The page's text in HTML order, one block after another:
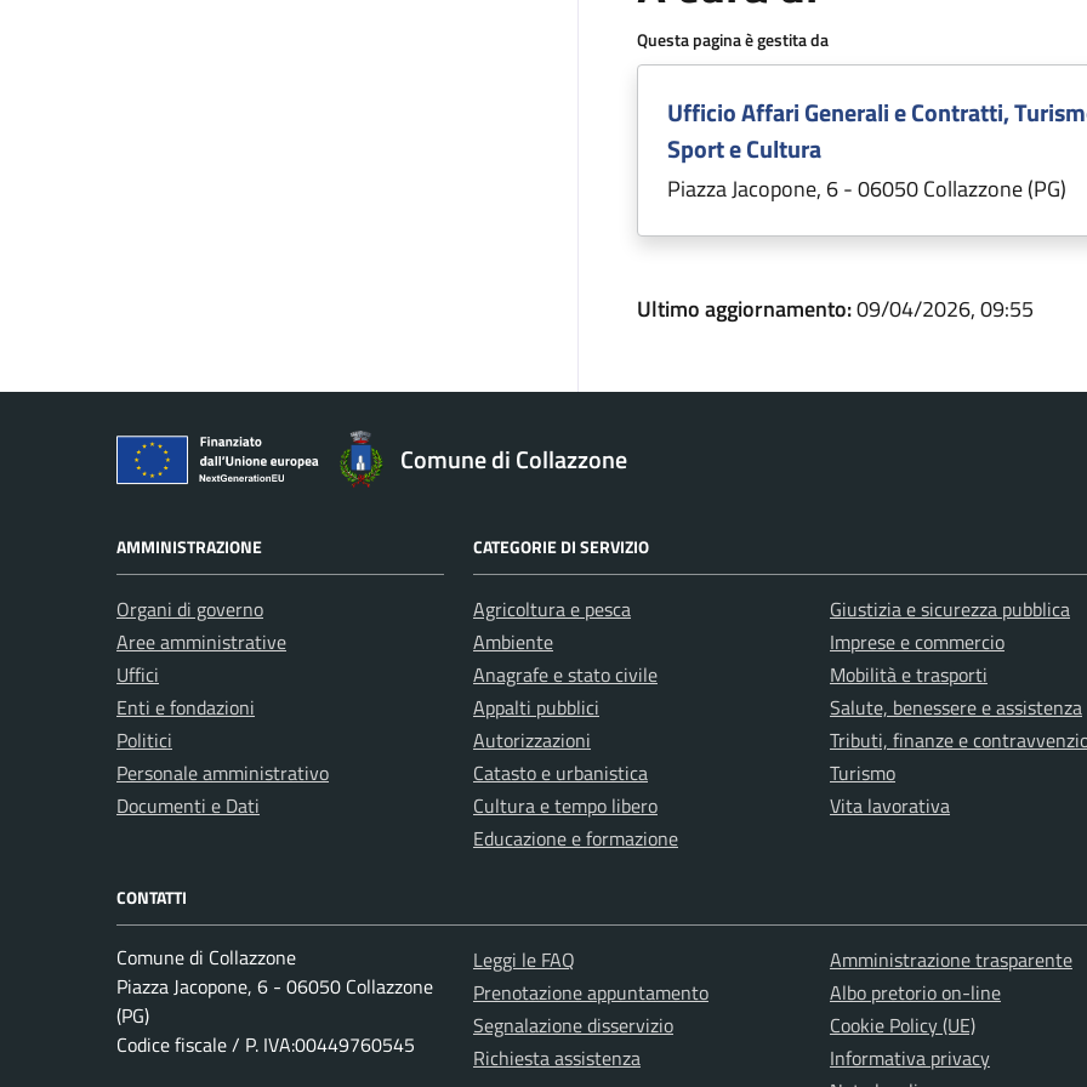
Questa pagina è gestita da
Ufficio Affari Generali e Contratti,
Sport e Cultura
Piazza Jacopone, 6 - 06050 Collazzone (PG)
Ultimo aggiornamento:09/04/2026, 09:55
Comune di Collazzone
AMMINISTRAZIONE
Organi di governo
Aree amministrative
Uffici
Enti e fondazioni
Politici
Personale amministrativo
Documenti e Dati
CATEGORIE DI SERVIZIO
Agricoltura e pesca
Ambiente
Anagrafe e stato civile
Appalti pubblici
Autorizzazioni
Catasto e urbanistica
Cultura e tempo libero
Educazione e formazione
Giustizia e sicurezza pubblica
Imprese e commercio
Mobilità e trasporti
Salute, benessere e assistenza
Tributi, finanze e
Turismo
Vita lavorativa
CONTATTI
Comune di Collazzone
Piazza Jacopone, 6 - 06050 Collazzone
(PG)
Codice fiscale / P. IVA:00449760545
Leggi le FAQ
Prenotazione appuntamento
Segnalazione disservizio
Richiesta assistenza
Amministrazione trasparente
Albo pretorio on-line
Cookie Policy (UE)
Informativa privacy